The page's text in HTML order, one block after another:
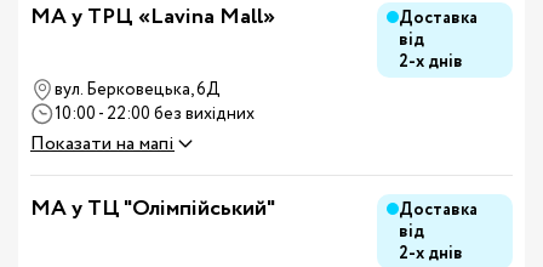
MA у ТРЦ «Lavina Mall»
Доставка
від
2-х днів
вул. Берковецька, 6Д
10:00 - 22:00 без вихідних
Показати на мапі
MA у ТЦ "Олімпійський"
Доставка
від
2-х днів